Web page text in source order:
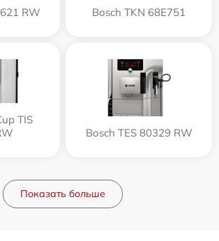
RW Bosch TKN 68E751
TIS
Bosch TES 80329 RW
Показать больше